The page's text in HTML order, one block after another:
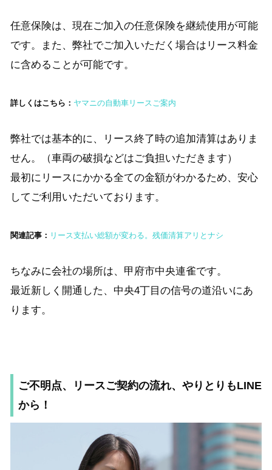
任意保険は、現在ご加入の任意保険を継続使用が可能
です。また、弊社でご加入いただく場合はリース料金
に含めることが可能です。
詳しくはこちら： ヤマニの自動車リースご案内
弊社では基本的に、リース終了時の追加清算はありま
せん。（車両の破損などはご負担いただきます）
最初にリースにかかる全ての金額がわかるため、安心
してご利用いただいております。
関連記事： リース支払い総額が変わる。残価清算アリとナシ
ちなみに会社の場所は、甲府市中央連雀です。
最近新しく開通した、中央4丁目の信号の道沿いにあ
ります。
ご不明点、リースご契約の流れ、やりとりもLINE
から！